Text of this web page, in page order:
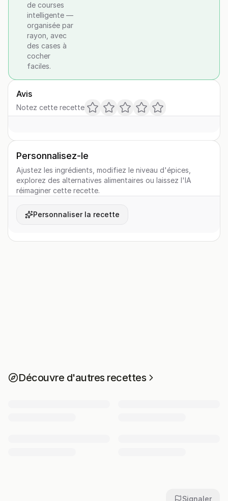
de courses
intelligente —
organisée par
rayon, avec
des cases à
cocher
faciles.
Avis
Notez cette recette
Personnalisez-le
Ajustez les ingrédients, modifiez le niveau d'épices,
explorez des alternatives alimentaires ou laissez l'IA
réimaginer cette recette.
Personnaliser la recette
Découvre d'autres recettes
Signaler